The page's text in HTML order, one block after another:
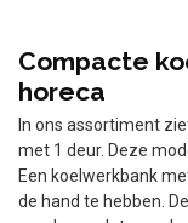
Compacte
horeca
In ons assortiment
met 1 deur. Deze
Een koelwerkbank
de hand te hebben.